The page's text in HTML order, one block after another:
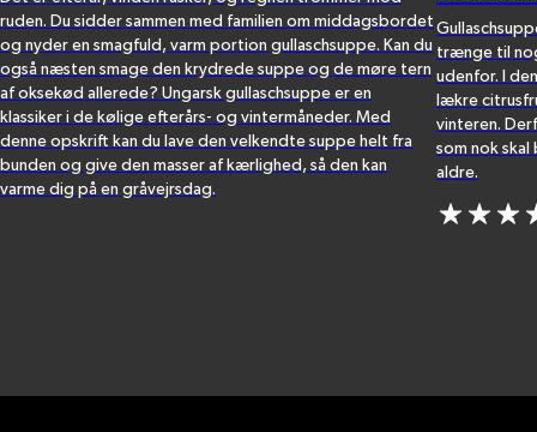
ruden. Du sidder sammen med familien om middagsbordet
og nyder en smagfuld, varm portion gullaschsuppe. Kan du
også næsten smage den krydrede suppe og de møre tern
af oksekød allerede? Ungarsk gullaschsuppe er en
klassiker i de kølige efterårs- og vintermåneder. Med
denne opskrift kan du lave den velkendte suppe helt fra
bunden og give den masser af kærlighed, så den kan
varme dig på en gråvejrsdag.
trænge til
udenfor. I
lækre
vinteren.
som nok
aldre.